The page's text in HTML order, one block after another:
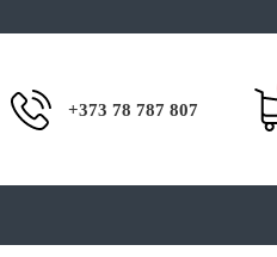
+373 78 787 807